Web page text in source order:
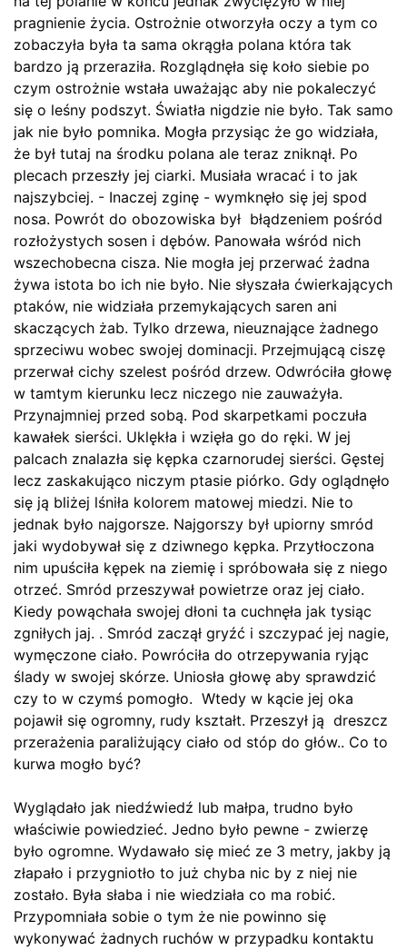
pragnienie życia. Ostrożnie otworzyła oczy a tym co
zobaczyła była ta sama okrągła polana która tak
bardzo ją przeraziła. Rozglądnęła się koło siebie po
czym ostrożnie wstała uważając aby nie pokaleczyć
się o leśny podszyt. Światła nigdzie nie było. Tak samo
jak nie było pomnika. Mogła przysiąc że go widziała,
że był tutaj na środku polana ale teraz zniknął. Po
plecach przeszły jej ciarki. Musiała wracać i to jak
najszybciej. - Inaczej zginę - wymknęło się jej spod
nosa. Powrót do obozowiska był błądzeniem pośród
rozłożystych sosen i dębów. Panowała wśród nich
wszechobecna cisza. Nie mogła jej przerwać żadna
żywa istota bo ich nie było. Nie słyszała ćwierkających
ptaków, nie widziała przemykających saren ani
skaczących żab. Tylko drzewa, nieuznające żadnego
sprzeciwu wobec swojej dominacji. Przejmującą ciszę
przerwał cichy szelest pośród drzew. Odwróciła głowę
w tamtym kierunku lecz niczego nie zauważyła.
Przynajmniej przed sobą. Pod skarpetkami poczuła
kawałek sierści. Uklękła i wzięła go do ręki. W jej
palcach znalazła się kępka czarnorudej sierści. Gęstej
lecz zaskakująco niczym ptasie piórko. Gdy oglądnęło
się ją bliżej lśniła kolorem matowej miedzi. Nie to
jednak było najgorsze. Najgorszy był upiorny smród
jaki wydobywał się z dziwnego kępka. Przytłoczona
nim upuściła kępek na ziemię i spróbowała się z niego
otrzeć. Smród przeszywał powietrze oraz jej ciało.
Kiedy powąchała swojej dłoni ta cuchnęła jak tysiąc
zgniłych jaj. . Smród zaczął gryźć i szczypać jej nagie,
wymęczone ciało. Powróciła do otrzepywania ryjąc
ślady w swojej skórze. Uniosła głowę aby sprawdzić
czy to w czymś pomogło. Wtedy w kącie jej oka
pojawił się ogromny, rudy kształt. Przeszył ją dreszcz
przerażenia paraliżujący ciało od stóp do głów.. Co to
kurwa mogło być?
Wyglądało jak niedźwiedź lub małpa, trudno było
właściwie powiedzieć. Jedno było pewne - zwierzę
było ogromne. Wydawało się mieć ze 3 metry, jakby ją
złapało i przygniotło to już chyba nic by z niej nie
zostało. Była słaba i nie wiedziała co ma robić.
Przypomniała sobie o tym że nie powinno się
wykonywać żadnych ruchów w przypadku kontaktu